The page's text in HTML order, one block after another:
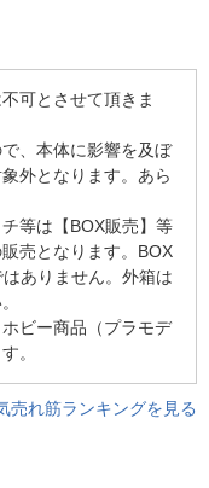
可とさせて頂きま
、本体に影響を及ぼ
外となります。あら
等は【BOX販売】等
売となります。BOX
ありません。外箱は
ビー商品（プラモデ
。
売れ筋ランキングを見る